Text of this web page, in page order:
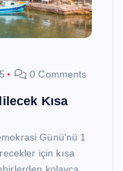
0 Comments
Kısa
Günü’nü 1
için kısa